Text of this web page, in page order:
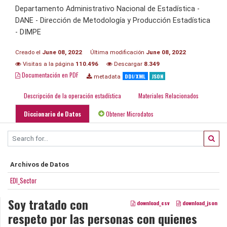
Departamento Administrativo Nacional de Estadística -
DANE - Dirección de Metodología y Producción Estadística
- DIMPE
Creado el June 08, 2022 Última modificación June 08, 2022
Visitas a la página 110.496 Descargar 8.349
Documentación en PDF metadata DDI/XML JSON
Descripción de la operación estadística Materiales Relacionados
Diccionario de Datos Obtener Microdatos
Archivos de Datos
EDI_Sector
download_csv download_json
Soy tratado con
respeto por las personas con quienes